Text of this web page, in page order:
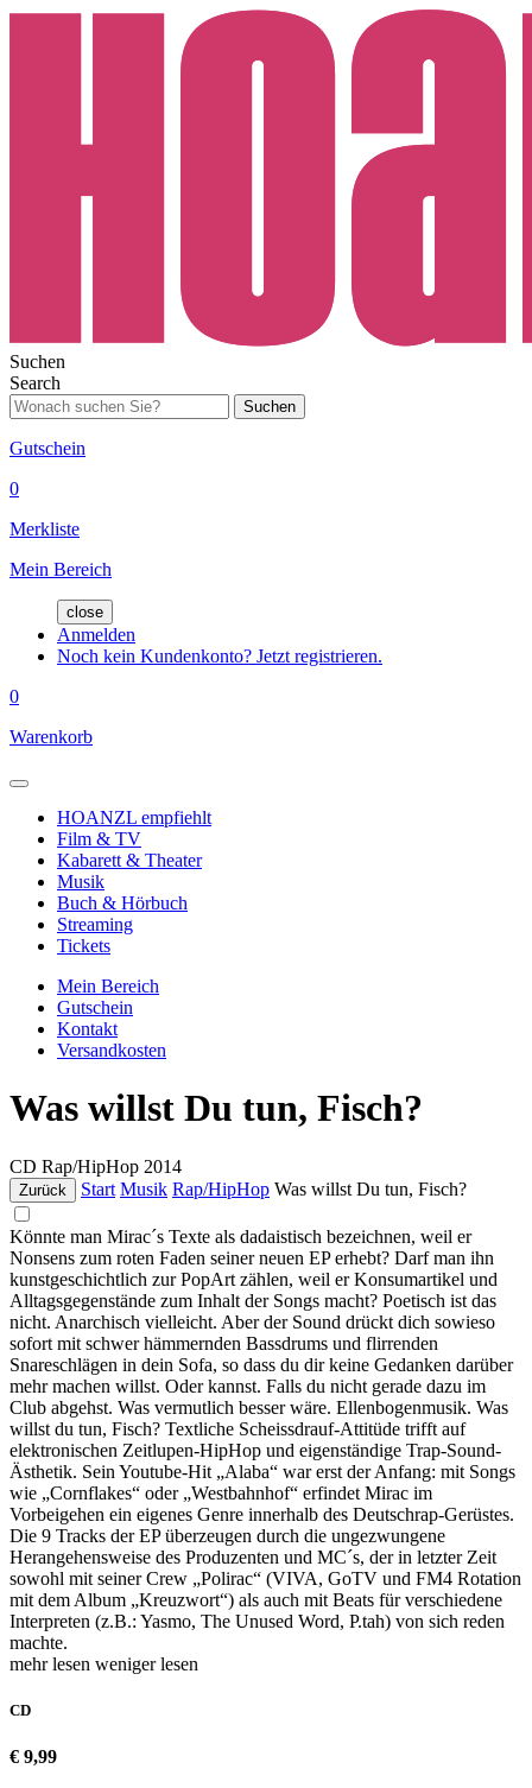
Suchen
Search
Suchen
Gutschein
0
Merkliste
Mein Bereich
close
Anmelden
Noch kein Kundenkonto? Jetzt registrieren.
0
Warenkorb
HOANZL empfiehlt
Film & TV
Kabarett & Theater
Musik
Buch & Hörbuch
Streaming
Tickets
Mein Bereich
Gutschein
Kontakt
Versandkosten
Was willst Du tun, Fisch?
CD Rap/HipHop 2014
Zurück Start Musik Rap/HipHop Was willst Du tun, Fisch?
Könnte man Mirac´s Texte als dadaistisch bezeichnen, weil er
Nonsens zum roten Faden seiner neuen EP erhebt? Darf man ihn
kunstgeschichtlich zur PopArt zählen, weil er Konsumartikel und
Alltagsgegenstände zum Inhalt der Songs macht? Poetisch ist das
nicht. Anarchisch vielleicht. Aber der Sound drückt dich sowieso
sofort mit schwer hämmernden Bassdrums und flirrenden
Snareschlägen in dein Sofa, so dass du dir keine Gedanken darüber
mehr machen willst. Oder kannst. Falls du nicht gerade dazu im
Club abgehst. Was vermutlich besser wäre. Ellenbogenmusik. Was
willst du tun, Fisch? Textliche Scheissdrauf-Attitüde trifft auf
elektronischen Zeitlupen-HipHop und eigenständige Trap-Sound-
Ästhetik. Sein Youtube-Hit „Alaba“ war erst der Anfang: mit Songs
wie „Cornflakes“ oder „Westbahnhof“ erfindet Mirac im
Vorbeigehen ein eigenes Genre innerhalb des Deutschrap-Gerüstes.
Die 9 Tracks der EP überzeugen durch die ungezwungene
Herangehensweise des Produzenten und MC´s, der in letzter Zeit
sowohl mit seiner Crew „Polirac“ (VIVA, GoTV und FM4 Rotation
mit dem Album „Kreuzwort“) als auch mit Beats für verschiedene
Interpreten (z.B.: Yasmo, The Unused Word, P.tah) von sich reden
machte.
mehr lesen weniger lesen
CD
€ 9,99